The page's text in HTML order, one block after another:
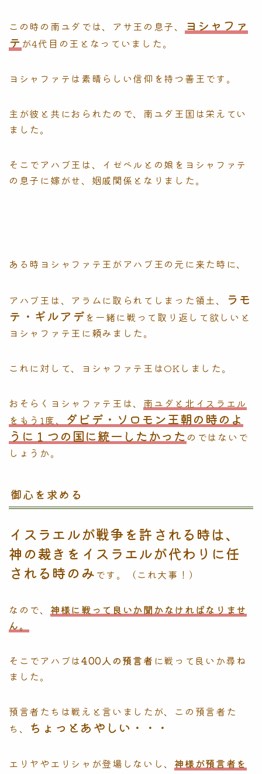
この時の南ユダでは、アサ王の息子、
ヨシャファ
テ が4代目の王となっていました。
ヨシャファテは素晴らしい信仰を持つ善王です。
主が彼と共におられたので、南ユダ王国は栄えてい
ました。
そこでアハブ王は、イゼベルとの娘をヨシャファテ
の息子に嫁がせ、姻戚関係となりました。
ある時ヨシャファテ王がアハブ王の元に来た時に、
アハブ王は、アラムに取られてしまった領土、
ラモ
テ・ギルアデを一緒に戦って取り返して欲しいと
ヨシャファテ王に頼みました。
これに対して、ヨシャファテ王はOKしました。
おそらくヨシャファテ王は、 南ユダと北イスラエル
をもう1度、
ダビデ・ソロモン王朝の時のよ
うに１つの国に統一したかった のではないで
しょうか。
御心を求める
イスラエルが戦争を許される時は、
神の裁きをイスラエルが代わりに任
される時のみ です。（これ大事！）
なので、 神様に戦って良いか聞かなければなりませ
ん。
そこでアハブは400人の預言者 に戦って良いか尋ね
ました。
預言者たちは戦えと言いましたが、この預言者た
ち、
ちょっとあやしい・・・
エリヤやエリシャが登場しないし、 神様が預言者を